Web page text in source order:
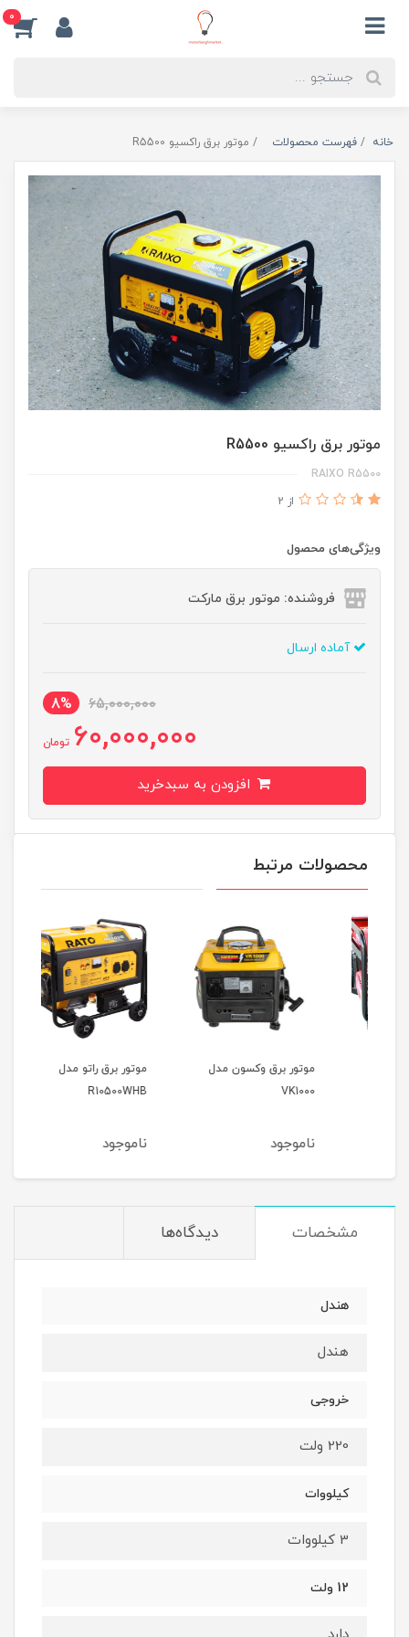
0
خانه فهرست محصولات موتور برق راکسیو R5500
موتور برق راکسیو R5500
RAIXO R5500
از 2
ویژگی‌های محصول
فروشنده: موتور برق مارکت
آماده ارسال
65,000,000
8%
60,000,000 تومان
محصولات مرتبط
موتور برق وکسون مدل
ناموجود
موتور برق راتو مدل
R10500WHB
ناموجود
مشخصات دیدگاه‌ها
هندل
هندل
خروجی
220 ولت
کیلووات
3 کیلووات
12 ولت